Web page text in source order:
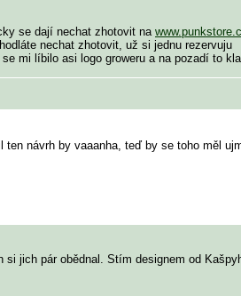
se dají nechat zhotovit na
nechat zhotovit, už si jednu rezervuju
se mi líbilo asi logo groweru a na pozadí to
ten návrh by vaaanha, teď by se toho měl
si jich pár obědnal. Stím designem od